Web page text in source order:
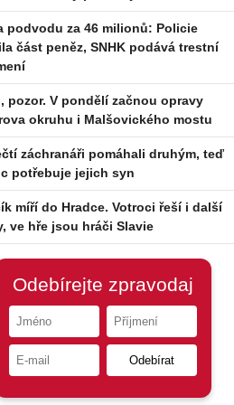
prohrál v titulovém zápase
na body a po více než dvou a
prohrál v Oktagonu, nyní má
podvodu za 46 milionů: Policie
část peněz, SNHK podává trestní
pozor. V pondělí začnou opravy
okruhu i Malšovického mostu
záchranáři pomáhali druhým, teď
potřebuje jejich syn
míří do Hradce. Votroci řeší i další
ve hře jsou hráči Slavie